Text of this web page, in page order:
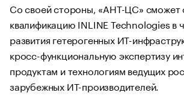
Со своей стороны, «АНТ-ЦС» сможет
квалификацию INLINE Technologies в
развития гетерогенных ИТ-
кросс-функциональную экспертизу
продуктам и технологиям ведущих
зарубежных ИТ-производителей.